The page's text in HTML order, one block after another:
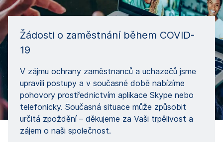
Žádosti o zaměstnání během COVID-
19
V zájmu ochrany zaměstnanců a uchazečů jsme
upravili postupy a v současné době nabízíme
pohovory prostřednictvím aplikace Skype nebo
telefonicky. Současná situace může způsobit
určitá zpoždění – děkujeme za Vaši trpělivost a
zájem o naši společnost.